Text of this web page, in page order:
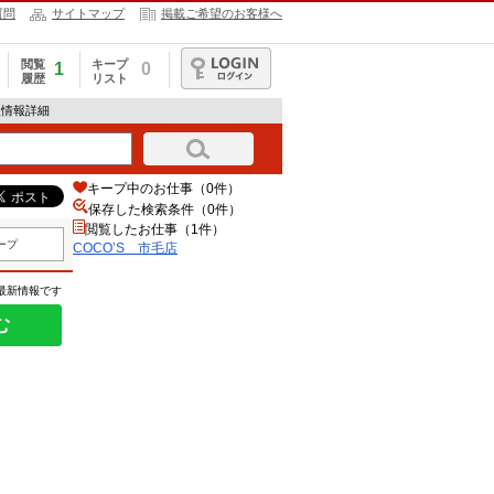
問 サイトマップ 掲載ご希望のお客様へ
閲覧
履歴
1
キープ
リスト
0
ログイン
報詳細
プ
新情報です
キープ中のお仕事（0件）
保存した検索条件（0件）
閲覧したお仕事（1件）
COCO’S 市毛店